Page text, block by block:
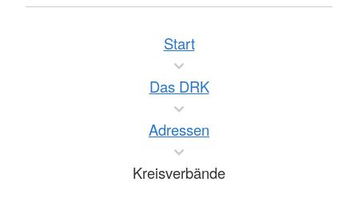
Start
Das DRK
Adressen
Kreisverbände